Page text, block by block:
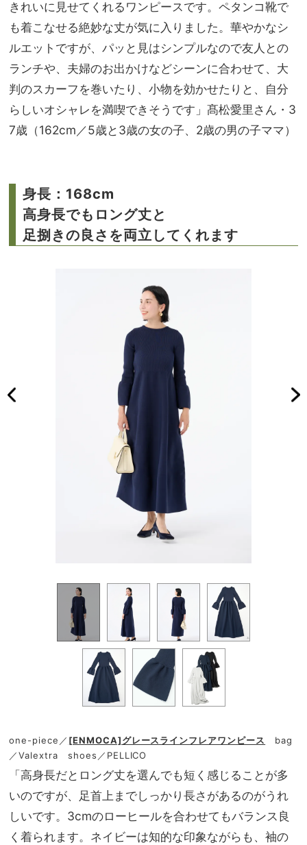
きれいに見せてくれるワンピースです。ペタンコ靴で
も着こなせる絶妙な丈が気に入りました。華やかなシ
ルエットですが、パッと見はシンプルなので友人との
ランチや、夫婦のお出かけなどシーンに合わせて、大
判のスカーフを巻いたり、小物を効かせたりと、自分
らしいオシャレを満喫できそうです」髙松愛里さん・3
7歳（162cm／5歳と3歳の女の子、2歳の男の子ママ）
身長：168cm
高身長でもロング丈と
足捌きの良さを両立してくれます
one-piece／ [ENMOCA]グレースラインフレアワンピース
bag
／Valextra shoes／PELLICO
「高身長だとロング丈を選んでも短く感じることが多
いのですが、足首上までしっかり長さがあるのがうれ
しいです。3cmのローヒールを合わせてもバランス良
く着られます。ネイビーは知的な印象ながらも、袖の